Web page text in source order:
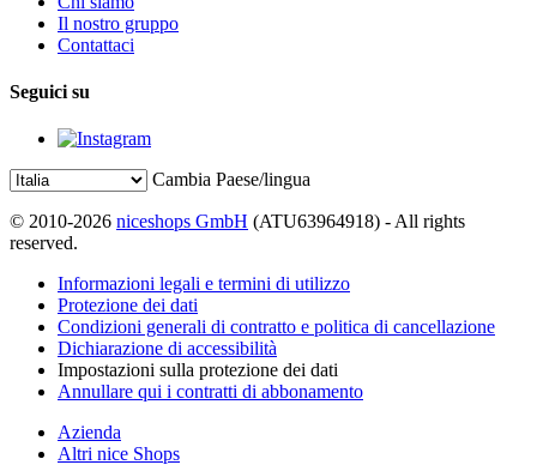
Il nostro gruppo
Contattaci
Seguici su
Cambia Paese/lingua
© 2010-2026 niceshops GmbH (ATU63964918) - All rights
reserved.
Informazioni legali e termini di utilizzo
Protezione dei dati
Condizioni generali di contratto e politica di cancellazione
Dichiarazione di accessibilità
Impostazioni sulla protezione dei dati
Annullare qui i contratti di abbonamento
Azienda
Altri nice Shops